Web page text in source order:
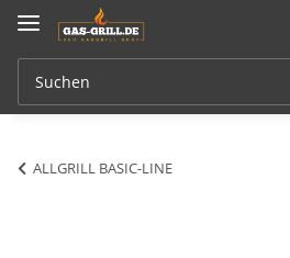
ALLGRILL BASIC-LINE